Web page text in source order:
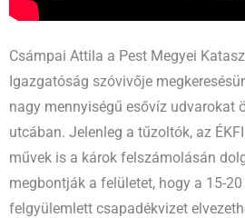
Csámpai Attila a Pest Megyei
Igazgatóság szóvivője
nagy mennyiségű esővíz udvarokat
utcában. Jelenleg a tűzoltók, az
művek is a károk felszámolásán
megbontják a felületet, hogy a 15-
felgyülemlett csapadékvizet